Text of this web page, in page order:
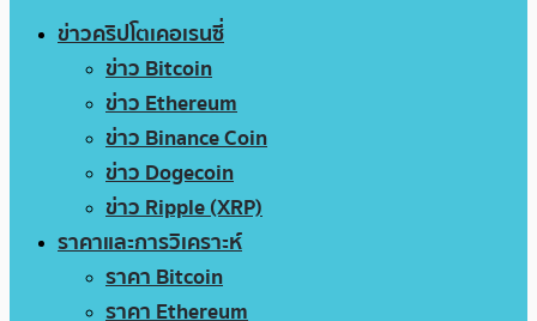
ข่าวคริปโตเคอเรนซี่
ข่าว Bitcoin
ข่าว Ethereum
ข่าว Binance Coin
ข่าว Dogecoin
ข่าว Ripple (XRP)
ราคาและการวิเคราะห์
ราคา Bitcoin
ราคา Ethereum